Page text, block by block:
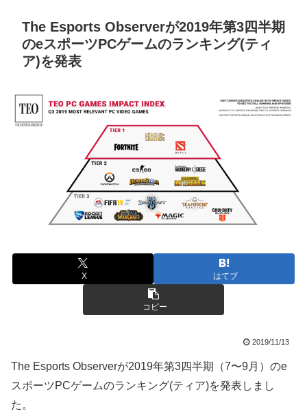
The Esports Observerが2019年第3四半期
のeスポーツPCゲームのランキング(ティ
ア)を発表
X はてブ
コピー
2019/11/13
The Esports Observerが2019年第3四半期（7〜9月）のe
スポーツPCゲームのランキング(ティア)を発表しまし
た。